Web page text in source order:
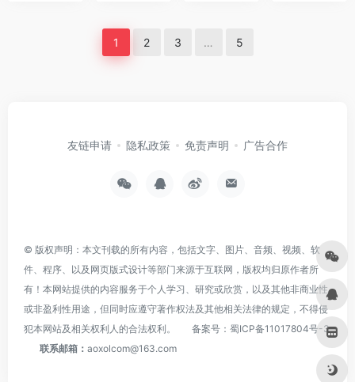
1 2 3 … 5
友链申请 隐私政策 免责声明 广告合作
© 版权声明：本文刊载的所有内容，包括文字、图片、音频、视频、软
件、程序、以及网页版式设计等部门来源于互联网，版权均归原作者所
有！本网站提供的内容服务于个人学习、研究或欣赏，以及其他非商业性
或非盈利性用途，但同时应遵守著作权法及其他相关法律的规定，不得侵
犯本网站及相关权利人的合法权利。
备案号： 蜀ICP备11017804号-3
联系邮箱： aoxolcom@163.com